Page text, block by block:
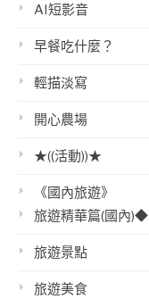
AI短影音
早餐吃什麼？
輕描淡寫
開心農場
★((活動))★
《國內旅遊》
旅遊精華篇(國內)◆
旅遊景點
旅遊美食